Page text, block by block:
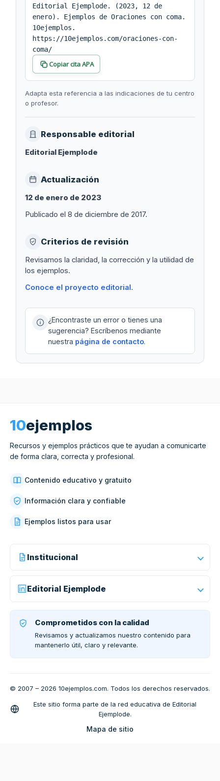
cita
Editorial Ejemplode. (2023, 12 de
enero). Ejemplos de Oraciones con coma.
10ejemplos.
https://10ejemplos.com/oraciones-con-
coma/
Copiar cita APA
Adapta esta referencia a las indicaciones de tu centro
o profesor.
Responsable editorial
Editorial Ejemplode
Actualización
12 de enero de 2023
Publicado el 8 de diciembre de 2017.
Criterios de revisión
Revisamos la claridad, la corrección y la utilidad de
los ejemplos.
Conoce el proyecto editorial.
¿Encontraste un error o tienes una
sugerencia? Escríbenos mediante
nuestra página de contacto.
10ejemplos
Recursos y ejemplos prácticos que te ayudan a comunicarte
de forma clara, correcta y profesional.
Contenido educativo y gratuito
Información clara y confiable
Ejemplos listos para usar
Institucional
Editorial Ejemplode
Comprometidos con la calidad
Revisamos y actualizamos nuestro contenido para
mantenerlo útil, claro y relevante.
© 2007 – 2026 10ejemplos.com. Todos los derechos reservados.
Este sitio forma parte de la red educativa de Editorial
Ejemplode.
Mapa de sitio